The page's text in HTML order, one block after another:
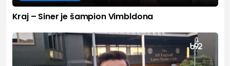
Kraj – Siner je šampion Vimbldona